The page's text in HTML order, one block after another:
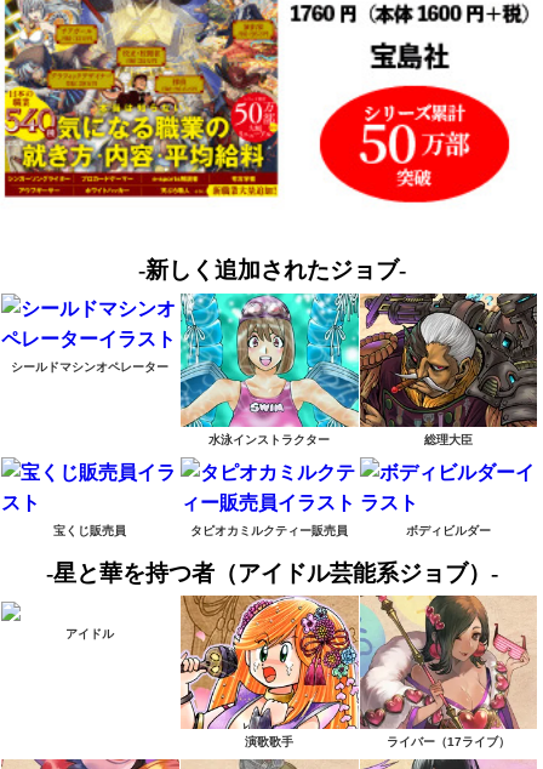
-新しく追加されたジョブ-
シールドマシンオペレーター
水泳インストラクター 総理大臣
宝くじ販売員 タピオカミルクティー販売員 ボディビルダー
-星と華を持つ者（アイドル芸能系ジョブ）-
アイドル
演歌歌手 ライバー（17ライブ）